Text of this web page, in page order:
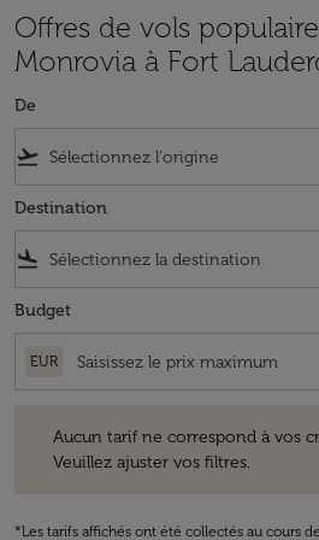
Offres de vols
Monrovia à Fort
De
flight_takeoff
Destination
flight_land
Budget
EUR
Aucun tarif ne correspond à vos
Veuillez ajuster vos filtres.
*Les tarifs affichés ont été collectés au cours